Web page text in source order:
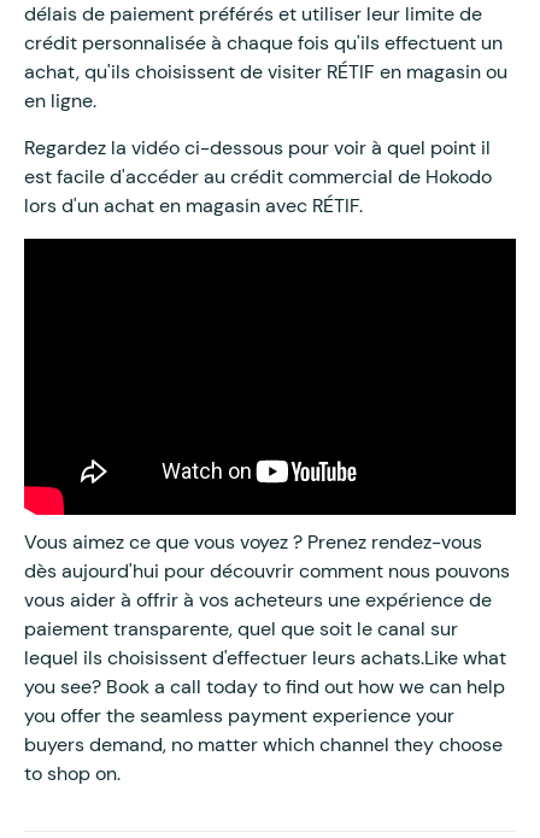
délais de paiement préférés et utiliser leur limite de
crédit personnalisée à chaque fois qu'ils effectuent un
achat, qu'ils choisissent de visiter RÉTIF en magasin ou
en ligne.
Regardez la vidéo ci-dessous pour voir à quel point il
est facile d'accéder au crédit commercial de Hokodo
lors d'un achat en magasin avec RÉTIF.
Vous aimez ce que vous voyez ? Prenez rendez-vous
dès aujourd'hui pour découvrir comment nous pouvons
vous aider à offrir à vos acheteurs une expérience de
paiement transparente, quel que soit le canal sur
lequel ils choisissent d'effectuer leurs achats.Like what
you see? Book a call today to find out how we can help
you offer the seamless payment experience your
buyers demand, no matter which channel they choose
to shop on.